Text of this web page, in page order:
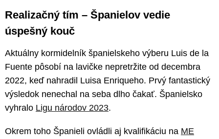
Realizačný tím – Španielov vedie
úspešný kouč
Aktuálny kormidelník španielskeho výberu Luis de la
Fuente pôsobí na lavičke nepretržite od decembra
2022, keď nahradil Luisa Enriqueho. Prvý fantastický
výsledok nenechal na seba dlho čakať. Španielsko
vyhralo Ligu národov 2023.
Okrem toho Španieli ovládli aj kvalifikáciu na ME